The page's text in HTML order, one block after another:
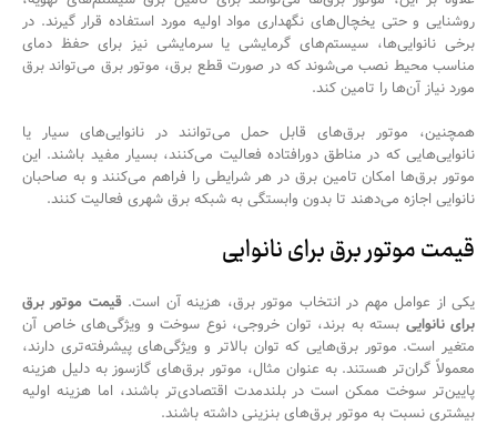
روشنایی و حتی یخچال‌های نگهداری مواد اولیه مورد استفاده قرار گیرند. در
برخی نانوایی‌ها، سیستم‌های گرمایشی یا سرمایشی نیز برای حفظ دمای
مناسب محیط نصب می‌شوند که در صورت قطع برق، موتور برق می‌تواند برق
مورد نیاز آن‌ها را تامین کند.
همچنین، موتور برق‌های قابل حمل می‌توانند در نانوایی‌های سیار یا
نانوایی‌هایی که در مناطق دورافتاده فعالیت می‌کنند، بسیار مفید باشند. این
موتور برق‌ها امکان تامین برق در هر شرایطی را فراهم می‌کنند و به صاحبان
نانوایی اجازه می‌دهند تا بدون وابستگی به شبکه برق شهری فعالیت کنند.
قیمت موتور برق برای نانوایی
یکی از عوامل مهم در انتخاب موتور برق، هزینه آن است.قیمت موتور برق
برای نانوایی بسته به برند، توان خروجی، نوع سوخت و ویژگی‌های خاص آن
متغیر است. موتور برق‌هایی که توان بالاتر و ویژگی‌های پیشرفته‌تری دارند،
معمولاً گران‌تر هستند. به عنوان مثال، موتور برق‌های گازسوز به دلیل هزینه
پایین‌تر سوخت ممکن است در بلندمدت اقتصادی‌تر باشند، اما هزینه اولیه
بیشتری نسبت به موتور برق‌های بنزینی داشته باشند.